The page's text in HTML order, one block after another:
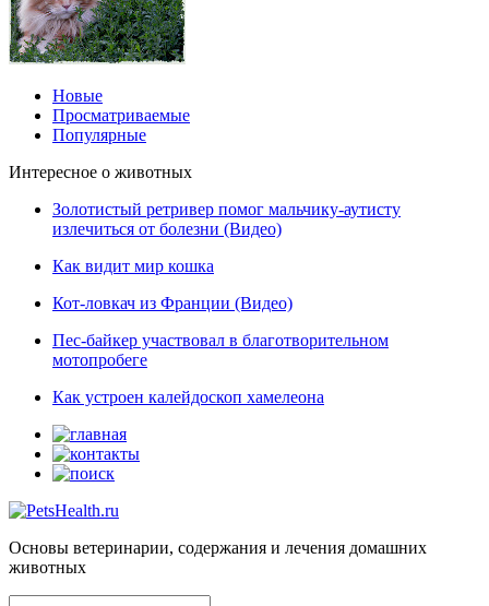
Новые
Просматриваемые
Популярные
Интересное о животных
Золотистый ретривер помог мальчику-аутисту
излечиться от болезни (Видео)
Как видит мир кошка
Кот-ловкач из Франции (Видео)
Пес-байкер участвовал в благотворительном
мотопробеге
Как устроен калейдоскоп хамелеона
Основы ветеринарии, содержания и лечения домашних
животных